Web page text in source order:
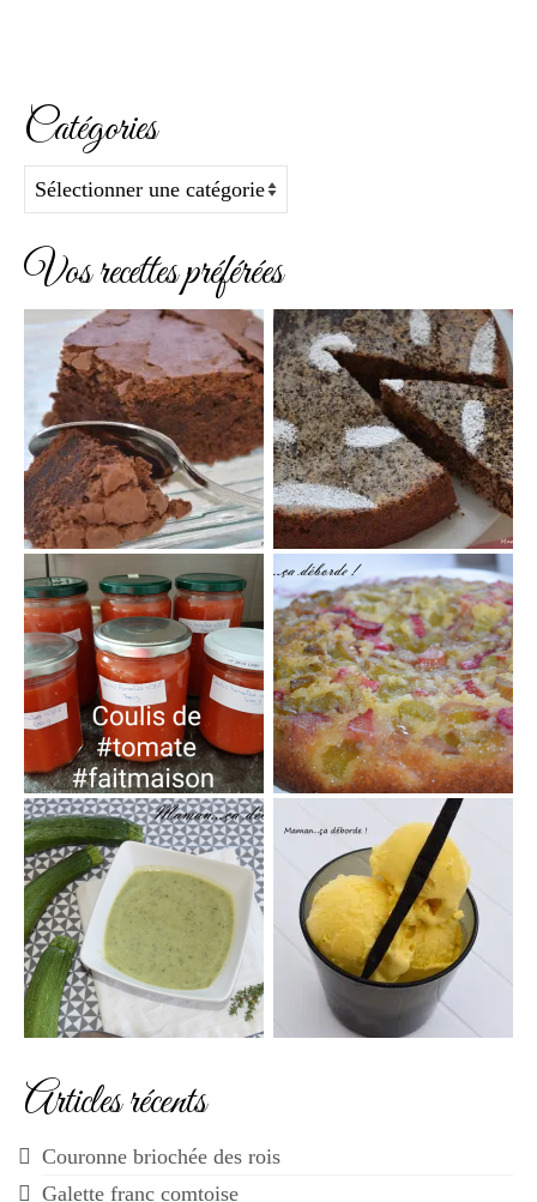
Catégories
Catégories
Vos recettes préférées
Articles récents
Couronne briochée des rois
Galette franc comtoise